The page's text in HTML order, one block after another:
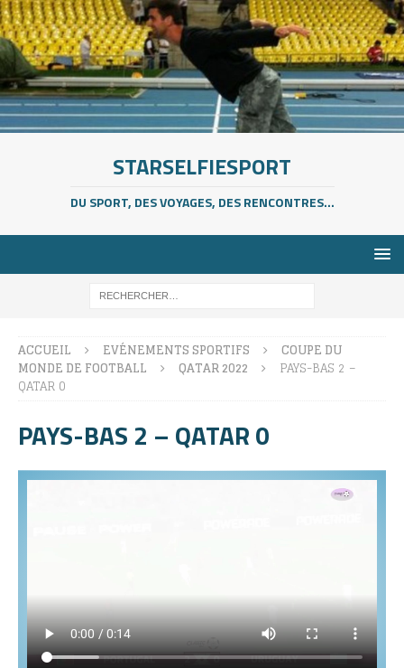
STARSELFIESPORT
DU SPORT, DES VOYAGES, DES RENCONTRES...
ACCUEIL EVÉNEMENTS SPORTIFS
COUPE DU
MONDE DE FOOTBALL
QATAR 2022
PAYS-BAS 2 –
QATAR 0
PAYS-BAS 2 – QATAR 0